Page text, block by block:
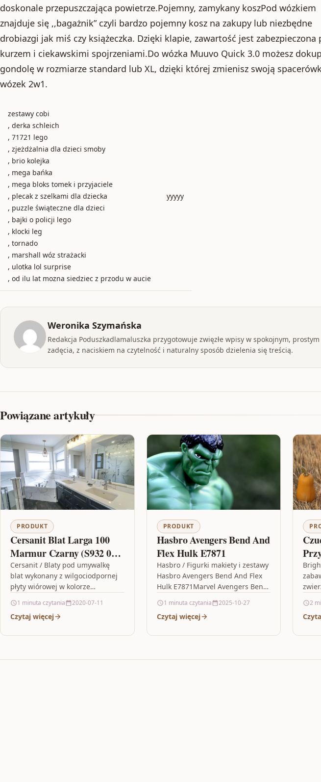
doskonale przepuszczająca powietrze.Pojemny, zamykany koszPod wózkiem
znajduje się ,,bagażnik” czyli bardzo pojemny kosz na zakupy lub niezbędne
drobiazgi jak miś czy książeczka. Dzięki klapie, zawartość jest zabezpieczona
kurzem i ciekawskimi spojrzeniami.Do wózka Muuvo Quick 3.0 możesz
gondolę w rozmiarze standard lub XL, dzięki której zmienisz swoją
wózek 2w1.
zestawy cobi
, derka schleich
, 71721 lego
, zjeżdżalnia dla dzieci smoby
, brio kolejka
, mega bańka
, mega bloks tomek i przyjaciele
, plecak z szelkami dla dziecka
, puzzle świąteczne dla dzieci
, bajki o policji lego
, klocki leg
, tornado
, marshall wóz strażacki
, ulotka lol surprise
, od ilu lat mozna siedziec z przodu w aucie
yyyyy
Weronika Szymańska
Redakcja Poduszkadlamaluszka przygotowuje zwięzłe wpisy w spokojnym,
zadęcia, z naciskiem na czytelność i naturalny sposób dzielenia się treścią.
Powiązane artykuły
PRODUKT
Cersanit Blat Larga 100
Marmur Czarny (S932 059)
44142
Cersanit / Blaty pod umywalkę
blat wykonany z wilgociodpornej
płyty wiórowej w kolorze
pudełko na klocki , little tikes cozy
coupe…
1 minuta czytania 2020-07-11
Czytaj więcej
PRODUKT
Hasbro Avengers Bend And
Flex Hulk E7871
Hasbro / Figurki makiety i zestawy
Hasbro Avengers Bend And Flex
Hulk E7871Marvel Avengers Bend
Uwolnij swoją moc! Dzieci…
1 minuta czytania 2025-10-27
Czytaj więcej
dla
2